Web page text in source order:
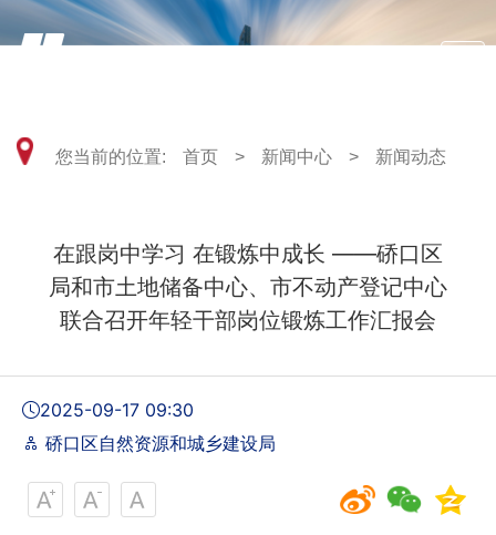
您当前的位置: 首页 > 新闻中心 > 新闻动态
在跟岗中学习 在锻炼中成长 ——硚口区
局和市土地储备中心、市不动产登记中心
联合召开年轻干部岗位锻炼工作汇报会
2025-09-17 09:30
硚口区自然资源和城乡建设局